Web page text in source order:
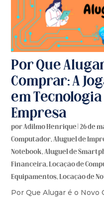
Por Que
Comprar: A
em
Empresa
porAdilmo Henrique|26 de
Computador,Aluguel de
Notebook,Aluguel de
Financeira,Locação de
Equipamentos,Locação de
Por Que Alugar é o Novo